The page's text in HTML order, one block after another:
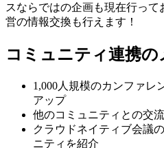
スならではの企画も現在行っ
営の情報交換も行えます！
コミュニティ連携の
1,000人規模のカンファレ
アップ
他のコミュニティとの交
クラウドネイティブ会議
ニティを紹介